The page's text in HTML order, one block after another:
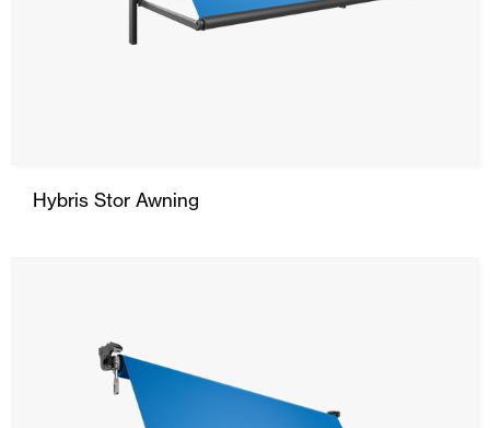
Hybris Stor Awning